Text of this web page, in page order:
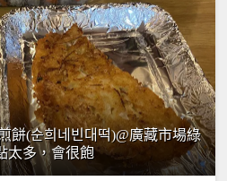
餅(순희네빈대떡)@廣藏市場綠
太多，會很飽